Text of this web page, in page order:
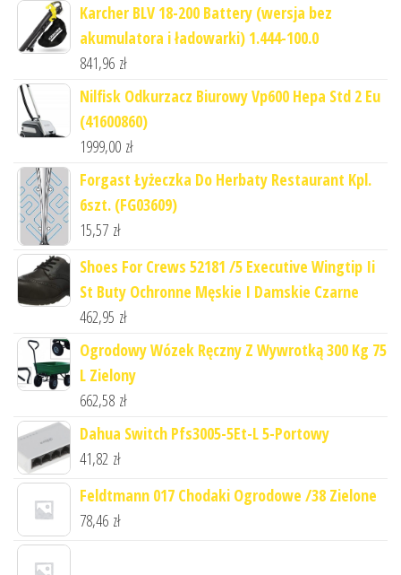
Karcher BLV 18-200 Battery (wersja bez
akumulatora i ładowarki) 1.444-100.0
841,96 zł
Nilfisk Odkurzacz Biurowy Vp600 Hepa Std 2 Eu
(41600860)
1999,00 zł
Forgast Łyżeczka Do Herbaty Restaurant Kpl.
6szt. (FG03609)
15,57 zł
Shoes For Crews 52181 /5 Executive Wingtip Ii
St Buty Ochronne Męskie I Damskie Czarne
462,95 zł
Ogrodowy Wózek Ręczny Z Wywrotką 300 Kg 75
L Zielony
662,58 zł
Dahua Switch Pfs3005-5Et-L 5-Portowy
41,82 zł
Feldtmann 017 Chodaki Ogrodowe /38 Zielone
78,46 zł